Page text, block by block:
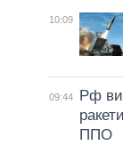
10:09
09:44
Рф
ППО